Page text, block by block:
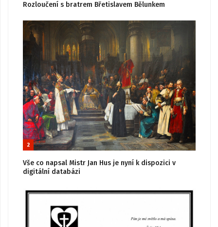
Rozloučení s bratrem Břetislavem Bělunkem
2
Vše co napsal Mistr Jan Hus je nyní k dispozici v
digitální databázi